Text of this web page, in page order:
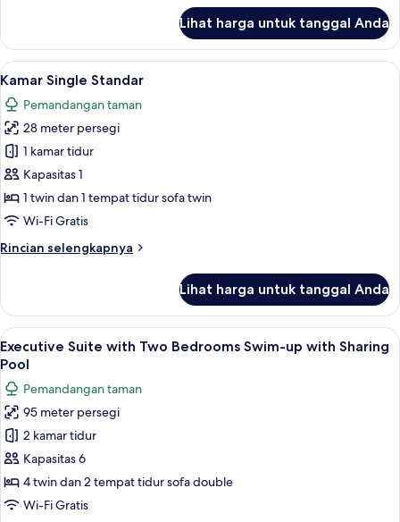
Double
or
Twin
Wheelchair
Accessible
Lihat harga untuk tanggal Anda
Lihat
semua
foto
untuk
Kamar
Single
Standar
Minibar, brankas, meja kerja, dan
9
Kamar Single Standar
Pemandangan taman
28 meter persegi
1 kamar tidur
Kapasitas 1
1 twin dan 1 tempat tidur sofa twin
Wi-Fi Gratis
Rincian selengkapnya
Rincian
Kamar
Single
Standar
Lihat harga untuk tanggal Anda
Lihat
semua
foto
untuk
Executive
Suite
with
Two
Bedrooms
Executive Suite with Two Bedrooms
18
Executive Suite with Two Bedrooms Swim-up with Sharing
Pool
Pemandangan taman
95 meter persegi
2 kamar tidur
Kapasitas 6
4 twin dan 2 tempat tidur sofa double
Wi-Fi Gratis